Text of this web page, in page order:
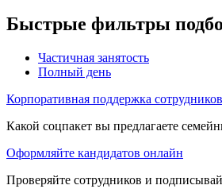
Быстрые фильтры
Частичная занятость
Полный день
Корпоративная поддержка сотрудников
Какой соцпакет вы предлагаете
Оформляйте кандидатов онлайн
Проверяйте сотрудников и